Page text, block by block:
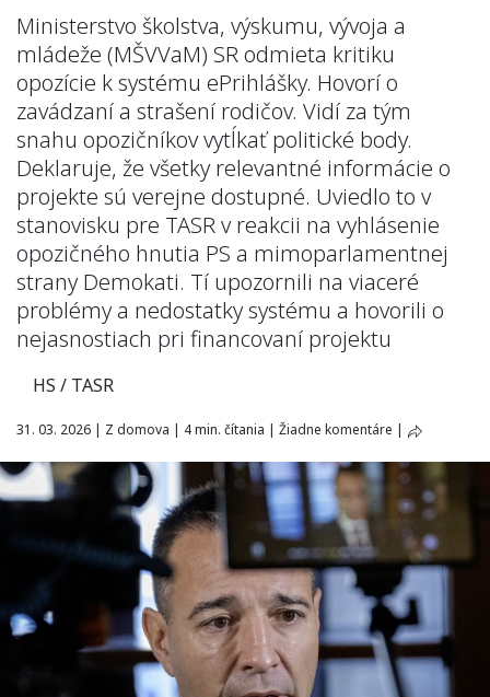
Ministerstvo školstva, výskumu, vývoja a
mládeže (MŠVVaM) SR odmieta kritiku
opozície k systému ePrihlášky. Hovorí o
zavádzaní a strašení rodičov. Vidí za tým
snahu opozičníkov vytĺkať politické body.
Deklaruje, že všetky relevantné informácie o
projekte sú verejne dostupné. Uviedlo to v
stanovisku pre TASR v reakcii na vyhlásenie
opozičného hnutia PS a mimoparlamentnej
strany Demokati. Tí upozornili na viaceré
problémy a nedostatky systému a hovorili o
nejasnostiach pri financovaní projektu
HS / TASR
31. 03. 2026 | Z domova | 4 min. čítania | Žiadne komentáre |